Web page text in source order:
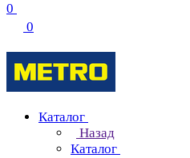
0
0
Каталог
Назад
Каталог